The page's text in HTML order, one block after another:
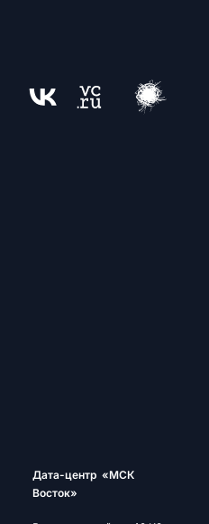
Дата-центр «МСК
Восток»